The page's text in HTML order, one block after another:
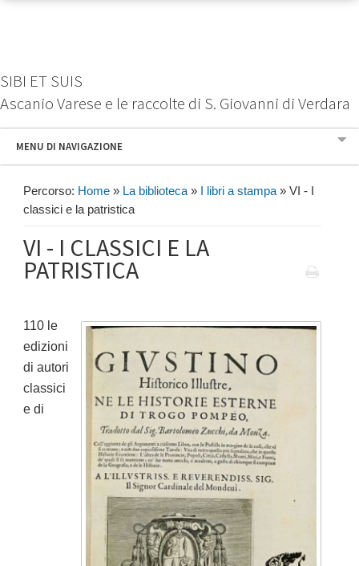
SIBI ET SUIS
Ascanio Varese e le raccolte di S. Giovanni di Verdara
MENU DI NAVIGAZIONE
Percorso: Home » La biblioteca » I libri a stampa » VI - I
classici e la patristica
VI - I CLASSICI E LA
PATRISTICA
110 le
edizioni
di autori
classici
e di